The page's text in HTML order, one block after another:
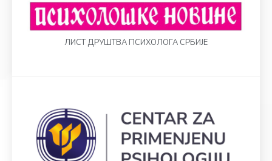
ЛИСТ ДРУШТВА ПСИХОЛОГА СРБИЈЕ